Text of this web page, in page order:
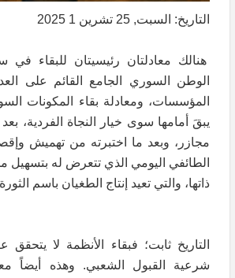
التاريخ: السبت, 25 تشرين 1 2025
هنالك معادلتان رئيسيتان للبقاء في
الوطن السوري الجامع القائم على
المؤسسات، ومعادلة بقاء المكونات
يبقَ أمامها سوى خيار النجاة الفردية،
مجازر، وبعد ما اختبرته من تهميش
الطائفي اليومي الذي تتعرض له بتسهيل
ذاتها، والتي تعيد إنتاج الطغيان باسم
التاريخ ثابت؛ فبقاء الأنظمة لا يتحقق
شرعية القبول الشعبي. وهذه أيضاً